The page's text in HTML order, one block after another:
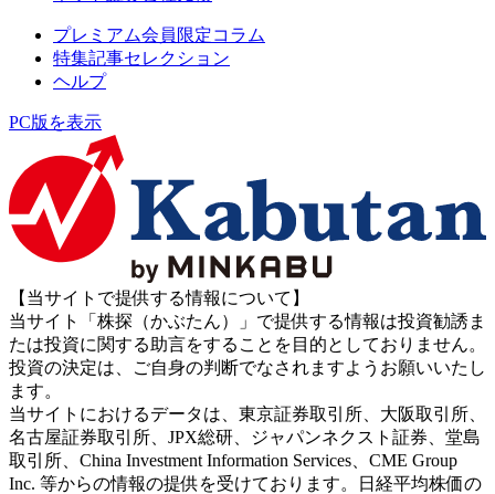
プレミアム会員限定コラム
特集記事セレクション
ヘルプ
PC版を表示
【当サイトで提供する情報について】
当サイト「株探（かぶたん）」で提供する情報は投資勧誘ま
たは投資に関する助言をすることを目的としておりません。
投資の決定は、ご自身の判断でなされますようお願いいたし
ます。
当サイトにおけるデータは、東京証券取引所、大阪取引所、
名古屋証券取引所、JPX総研、ジャパンネクスト証券、堂島
取引所、China Investment Information Services、CME Group
Inc. 等からの情報の提供を受けております。日経平均株価の